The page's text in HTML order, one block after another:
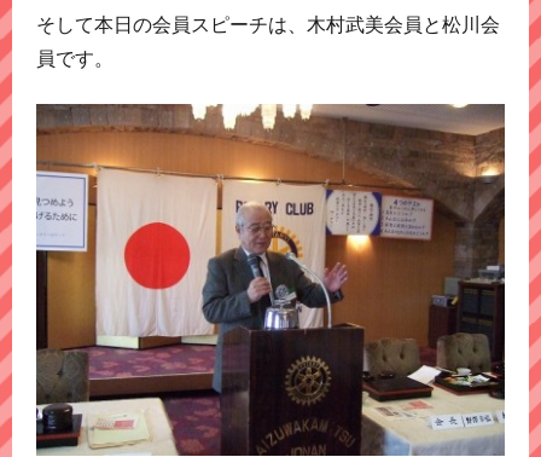
そして本日の会員スピーチは、木村武美会員と松川会
員です。